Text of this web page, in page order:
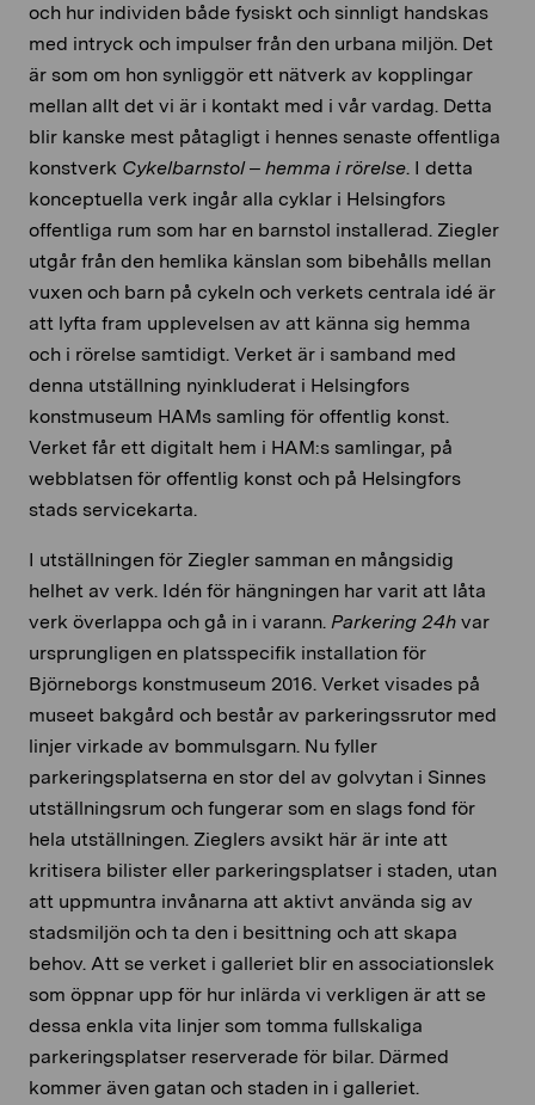
och hur individen både fysiskt och sinnligt handskas
med intryck och impulser från den urbana miljön. Det
är som om hon synliggör ett nätverk av kopplingar
mellan allt det vi är i kontakt med i vår vardag. Detta
blir kanske mest påtagligt i hennes senaste offentliga
konstverk Cykelbarnstol – hemma i rörelse. I detta
konceptuella verk ingår alla cyklar i Helsingfors
offentliga rum som har en barnstol installerad. Ziegler
utgår från den hemlika känslan som bibehålls mellan
vuxen och barn på cykeln och verkets centrala idé är
att lyfta fram upplevelsen av att känna sig hemma
och i rörelse samtidigt. Verket är i samband med
denna utställning nyinkluderat i Helsingfors
konstmuseum HAMs samling för offentlig konst.
Verket får ett digitalt hem i HAM:s samlingar, på
webblatsen för offentlig konst och på Helsingfors
stads servicekarta.
I utställningen för Ziegler samman en mångsidig
helhet av verk. Idén för hängningen har varit att låta
verk överlappa och gå in i varann. Parkering 24h var
ursprungligen en platsspecifik installation för
Björneborgs konstmuseum 2016. Verket visades på
museet bakgård och består av parkeringssrutor med
linjer virkade av bommulsgarn. Nu fyller
parkeringsplatserna en stor del av golvytan i Sinnes
utställningsrum och fungerar som en slags fond för
hela utställningen. Zieglers avsikt här är inte att
kritisera bilister eller parkeringsplatser i staden, utan
att uppmuntra invånarna att aktivt använda sig av
stadsmiljön och ta den i besittning och att skapa
behov. Att se verket i galleriet blir en associationslek
som öppnar upp för hur inlärda vi verkligen är att se
dessa enkla vita linjer som tomma fullskaliga
parkeringsplatser reserverade för bilar. Därmed
kommer även gatan och staden in i galleriet.